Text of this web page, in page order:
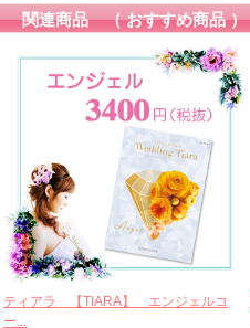
関連商品 （ おすすめ商品 ）
ティアラ 【TIARA】 エンジェルコ
ー...